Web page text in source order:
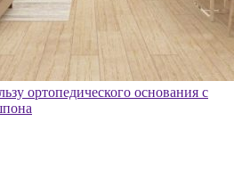
ортопедического основания с